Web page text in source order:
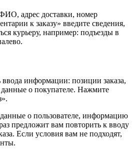
адрес доставки, номер
к заказу» введите сведения,
курьеру, например: подъезды в
ввода информации: позиции заказа,
о покупателе. Нажмите
о пользователе, информацию
предложит вам повторить к вводу
Если условия вам не подходят,